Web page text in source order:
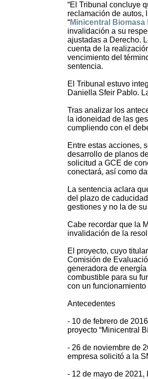
“El Tribunal concluye
reclamación de autos,
“Minicentral Biomasa
invalidación a su
ajustadas a Derecho.
cuenta de la
vencimiento del
sentencia.
El Tribunal estuvo
Daniella Sfeir Pablo.
Tras analizar los
la idoneidad de las
cumpliendo con el
Entre estas acciones,
desarrollo de planos
solicitud a GCE de
conectará, así como
La sentencia aclara
del plazo de
gestiones y no la de
Cabe recordar que la
invalidación de la
El proyecto, cuyo
Comisión de
generadora de
combustible para su
con un
Antecedentes
- 10 de febrero de
proyecto “Minicentral
- 26 de noviembre de
empresa solicitó a la
- 12 de mayo de 2021,